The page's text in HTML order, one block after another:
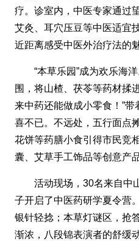
疗。诊室内，中医专家通过
艾灸、耳穴压豆等中医适宜
近距离感受中医外治疗法的魅
“本草乐园”成为欢乐海
围，将山楂、茯苓等药材揉
来中药还能做成小零食！”
喜不已。不远处，五行面点
花饼等药膳小食引得市民竞
囊、艾草手工饰品等创意产
活动现场，30名来自中
子开启了中医药研学夏令营
银针轻捻；本草灯谜区，抢
渐浓，八段锦表演者的舒缓